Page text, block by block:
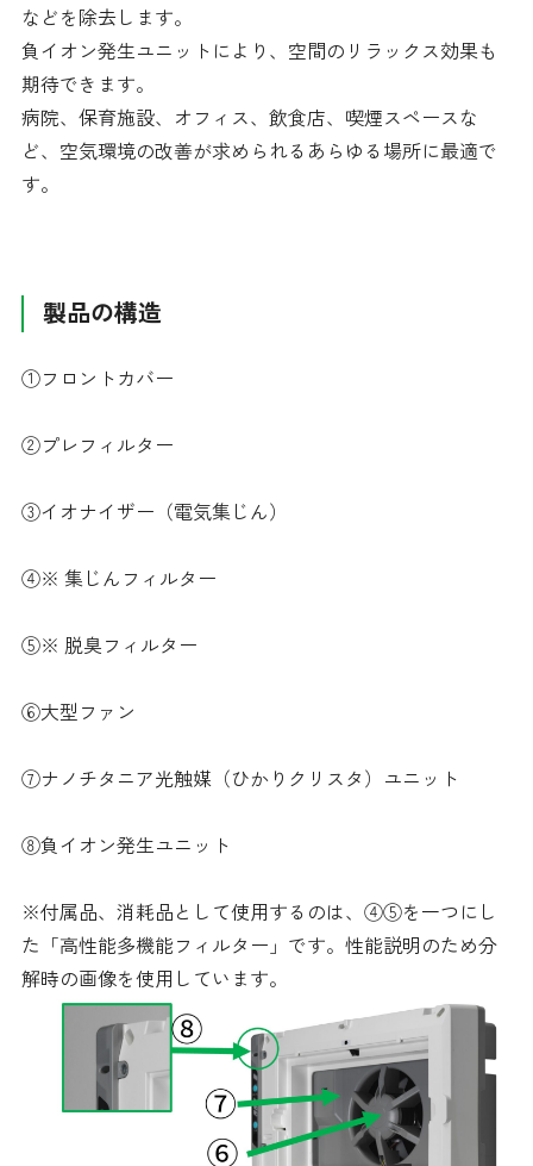
などを除去します。
負イオン発生ユニットにより、空間のリラックス効果も
期待できます。
病院、保育施設、オフィス、飲食店、喫煙スペースな
ど、空気環境の改善が求められるあらゆる場所に最適で
す。
製品の構造
①フロントカバー
②プレフィルター
③イオナイザー（電気集じん）
④※ 集じんフィルター
⑤※ 脱臭フィルター
⑥大型ファン
⑦ナノチタニア光触媒（ひかりクリスタ）ユニット
⑧負イオン発生ユニット
※付属品、消耗品として使用するのは、④⑤を一つにし
た「高性能多機能フィルター」です。性能説明のため分
解時の画像を使用しています。